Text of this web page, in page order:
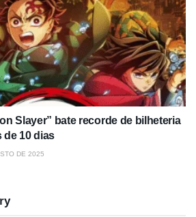
Slayer” bate recorde de bilheteria
de 10 dias
DE 2025